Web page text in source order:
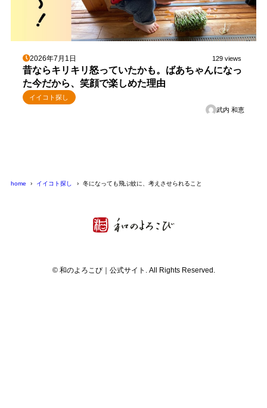
2026年7月1日 129 views
昔ならキリキリ怒っていたかも。ばあちゃんになっ
た今だから、笑顔で楽しめた理由
イイコト探し
武内 和恵
home イイコト探し 冬になっても飛ぶ蚊に、考えさせられること
© 和のよろこび｜公式サイト. All Rights Reserved.